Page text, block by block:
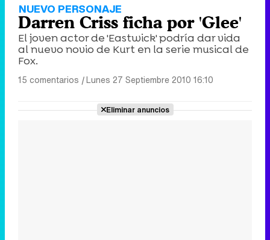
NUEVO PERSONAJE
Darren Criss ficha por 'Glee'
El joven actor de 'Eastwick' podría dar vida
al nuevo novio de Kurt en la serie musical de
Fox.
15 comentarios |Lunes 27 Septiembre 2010 16:10
Eliminar anuncios